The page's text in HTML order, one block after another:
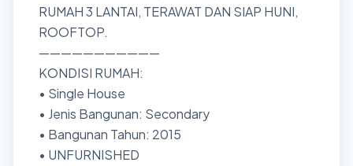
RUMAH 3 LANTAI, TERAWAT DAN SIAP HUNI,
ROOFTOP.
———————————
KONDISI RUMAH:
• Single House
• Jenis Bangunan: Secondary
• Bangunan Tahun: 2015
• UNFURNISHED